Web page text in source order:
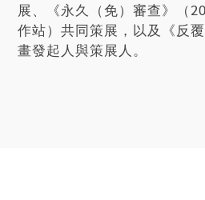
■ 燈光設計：林秉昕
■ 展覽協力：子昭、吳瑀俐、林佩儒
栩、混將有限公司
展、《永久（免）審查》（
作站）共同策展，以及《反
畫發起人與策展人。